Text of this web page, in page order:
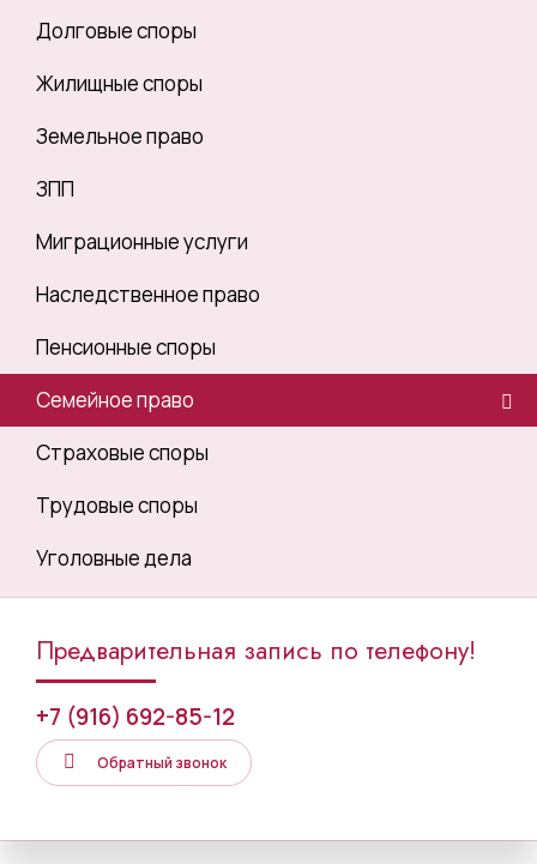
Долговые споры
Жилищные споры
Земельное право
ЗПП
Миграционные услуги
Наследственное право
Пенсионные споры
Семейное право
Страховые споры
Трудовые споры
Уголовные дела
Предварительная запись по телефону!
+7 (916) 692-85-12
Обратный звонок